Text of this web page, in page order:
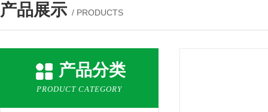
产品展示 / PRODUCTS
产品分类
PRODUCT CATEGORY